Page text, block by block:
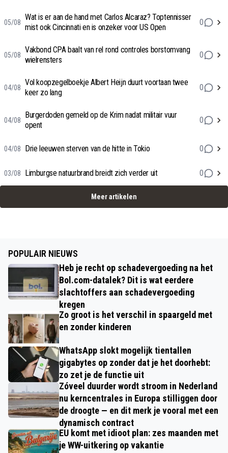
05/08
Wat is er aan de hand met Carlos Alcaraz? Toptennisser
mist ook Cincinnati en is onzeker voor US Open
0
05/08
Vakbond CPA baalt van rel rond controles borstomvang
wielrensters
0
04/08
Vol koopzegelboekje Albert Heijn duurt voortaan twee
keer zo lang
0
04/08
Burgerdoden gemeld op de Krim nadat militair vuur
opent
0
04/08 Drie leeuwen sterven van de hitte in Tokio 0
03/08 Limburgse natuurbrand breidt zich verder uit 0
Meer artikelen
POPULAIR NIEUWS
Heb je recht op schadevergoeding na het
Bol.com-datalek? Dit is wat eerdere
slachtoffers aan schadevergoeding
kregen
Zo groot is het verschil in spaargeld met
en zonder kinderen
WhatsApp slokt mogelijk tientallen
gigabytes op zonder dat je het doorhebt:
zo zet je de functie uit
Zóveel duurder wordt stroom in Nederland
nu kerncentrales in Europa stilliggen door
de droogte — en dit merk je vooral met een
dynamisch contract
EU komt met idioot plan: zes maanden met
je WW-uitkering op vakantie